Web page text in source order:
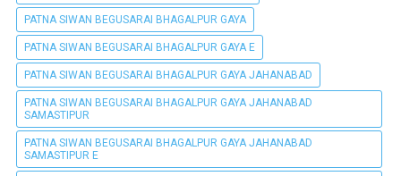
PATNA SIWAN BEGUSARAI BHAGALPUR GAYA
PATNA SIWAN BEGUSARAI BHAGALPUR GAYA E
PATNA SIWAN BEGUSARAI BHAGALPUR GAYA JAHANABAD
PATNA SIWAN BEGUSARAI BHAGALPUR GAYA JAHANABAD
SAMASTIPUR
PATNA SIWAN BEGUSARAI BHAGALPUR GAYA JAHANABAD
SAMASTIPUR E